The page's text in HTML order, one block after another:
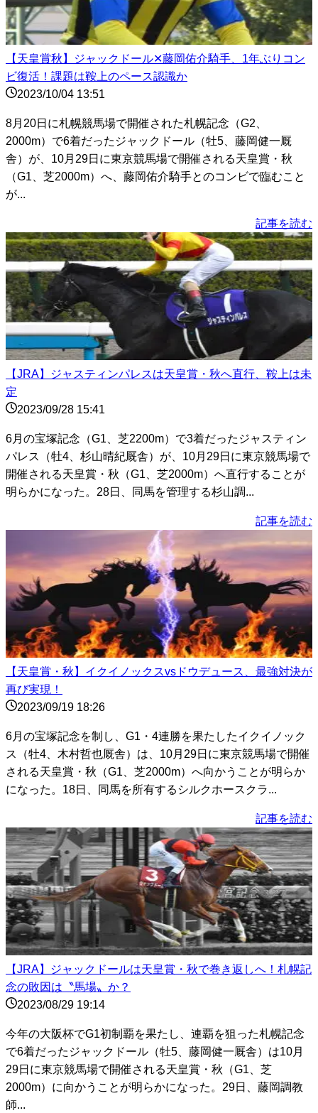
【天皇賞秋】ジャックドール✕藤岡佑介騎手、1年ぶりコン
ビ復活！課題は鞍上のペース認識か
2023/10/04 13:51
8月20日に札幌競馬場で開催された札幌記念（G2、
2000m）で6着だったジャックドール（牡5、藤岡健一厩
舎）が、10月29日に東京競馬場で開催される天皇賞・秋
（G1、芝2000m）へ、藤岡佑介騎手とのコンビで臨むこと
が...
記事を読む
【JRA】ジャスティンパレスは天皇賞・秋へ直行、鞍上は未
定
2023/09/28 15:41
6月の宝塚記念（G1、芝2200m）で3着だったジャスティン
パレス（牡4、杉山晴紀厩舎）が、10月29日に東京競馬場で
開催される天皇賞・秋（G1、芝2000m）へ直行することが
明らかになった。28日、同馬を管理する杉山調...
記事を読む
【天皇賞・秋】イクイノックスvsドウデュース、最強対決が
再び実現！
2023/09/19 18:26
6月の宝塚記念を制し、G1・4連勝を果たしたイクイノック
ス（牡4、木村哲也厩舎）は、10月29日に東京競馬場で開催
される天皇賞・秋（G1、芝2000m）へ向かうことが明らか
になった。18日、同馬を所有するシルクホースクラ...
記事を読む
【JRA】ジャックドールは天皇賞・秋で巻き返しへ！札幌記
念の敗因は〝馬場〟か？
2023/08/29 19:14
今年の大阪杯でG1初制覇を果たし、連覇を狙った札幌記念
で6着だったジャックドール（牡5、藤岡健一厩舎）は10月
29日に東京競馬場で開催される天皇賞・秋（G1、芝
2000m）に向かうことが明らかになった。29日、藤岡調教
師...